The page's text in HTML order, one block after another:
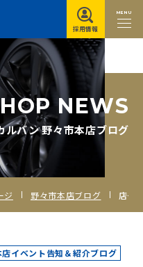
MENU
採用情報
HOP NEWS
ルバン 野々市本店ブログ
ジ 野々市本店ブログ 店内展示「夏」→「冬」仕様に変更！！
イベント告知＆紹介ブログ